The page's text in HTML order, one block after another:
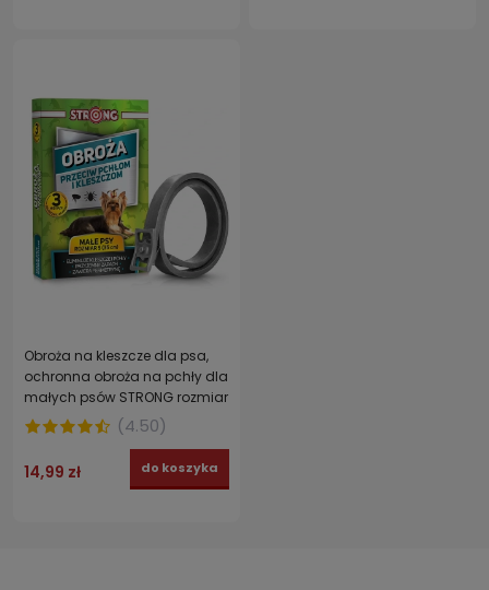
Obroża na kleszcze dla psa,
ochronna obroża na pchły dla
małych psów STRONG rozmiar
S 35 cm
(4.50)
14,99 zł do koszyka